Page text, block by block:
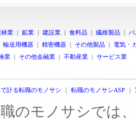
林業 | 鉱業 | 建設業 | 食料品 | 繊維製品 |
輸送用機器 | 精密機器 | その他製品 | 電気・
業 | その他金融業 | 不動産業 | サービス業
で計る転職のモノサシ ｜ 転職のモノサシASP ｜
のモノサシでは